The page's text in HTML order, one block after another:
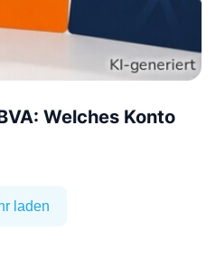
Welches Konto
laden